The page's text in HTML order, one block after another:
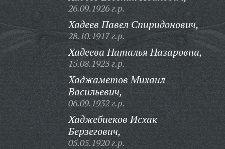
26.09.1926 г.р.
Хадеев Павел Спиридонович,
28.10.1917 г.р.
Хадеева Наталья Назаровна,
15.08.1923 г.р.
Хаджаметов Михаил
Васильевич,
06.09.1932 г.р.
Хаджебиеков Исхак
Берзегович,
05.05.1920 г.р.